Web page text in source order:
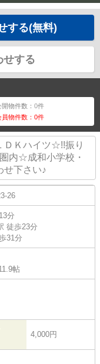
する(無料)
せする
開物件数：0件
員物件数：0件
ＤＫハイツ☆!!振り
内☆成和小学校・
せ下さい♪
26
分
徒歩23分
31分
帖
4,000円